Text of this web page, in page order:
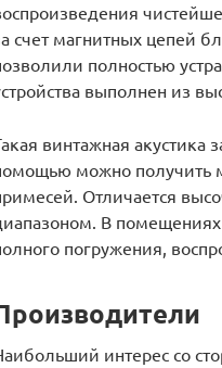
счет магнитных цепей
полностью
выполнен из
винтажная акустика
можно получить
Отличается
В
погружения,
интерес со